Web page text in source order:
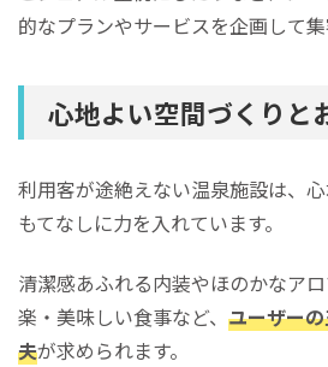
的なプランやサービスを企画して集
心地よい空間づくりと
利用客が途絶えない温泉施設は、
もてなしに力を入れています。
清潔感あふれる内装やほのかなア
楽・美味しい食事など、 ユーザー
夫が求められます。